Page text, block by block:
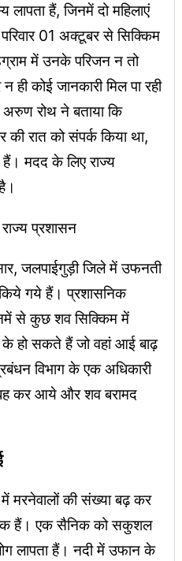
लापता हैं, जिनमें दो महिलाएं
01 अक्टूबर से सिक्किम
में उनके परिजन न तो
कोई जानकारी मिल पा रही
रोथ ने बताया कि
रात को संपर्क किया था,
मदद के लिए राज्य
प्रशासन
जलपाईगुड़ी जिले में उफनती
गये हैं। प्रशासनिक
से कुछ शव सिक्किम में
के हो सकते हैं जो वहां आई बाढ़
विभाग के एक अधिकारी
बह कर आये और शव बरामद
मरनेवालों की संख्या बढ़ कर
हैं। एक सैनिक को सकुशल
लापता हैं। नदी में उफान के